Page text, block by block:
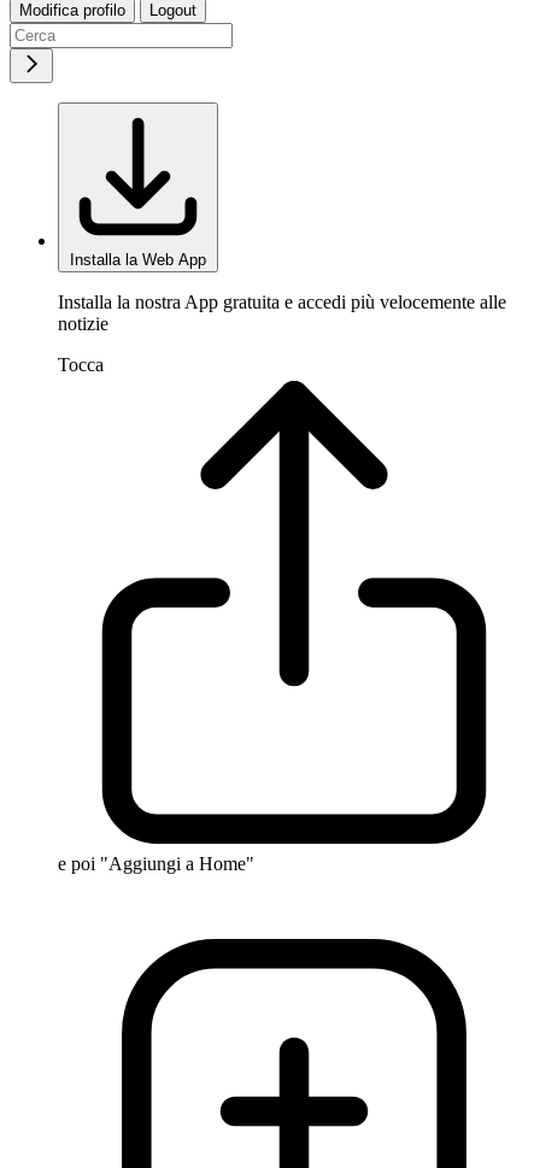
Modifica profilo Logout
Installa la Web App
Installa la nostra App gratuita e accedi più velocemente alle
notizie
Tocca
e poi "Aggiungi a Home"